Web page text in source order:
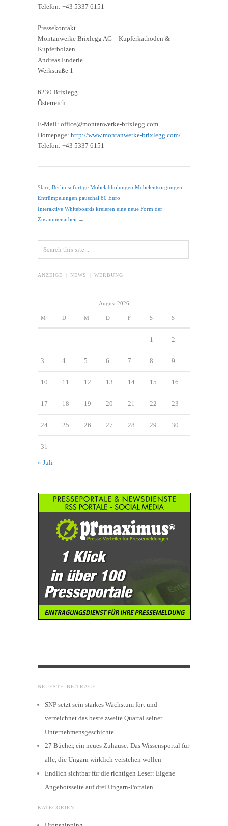
Telefon: +43 5337 6151
Pressekontakt
Montanwerke Brixlegg AG – Kupferkathoden &
Kupferbolzen
Andreas Enderle
Werkstraße 1
6230 Brixlegg
Österreich
E-Mail: office@montanwerke-brixlegg.com
Homepage: http://www.montanwerke-brixlegg.com/
Telefon: +43 5337 6151
$larr; Berlin sofortige Möbelabholungen Möbelentsorgungen
Entrümpelungen pauschal 80 Euro
Interaktive Whiteboards kreieren eine neue Form der
Zusammenarbeit →
ANZEIGE | NEWS | WERBUNG
August 2026
M D M D F S S
1 2
3 4 5 6 7 8 9
10 11 12 13 14 15 16
17 18 19 20 21 22 23
24 25 26 27 28 29 30
31
« Juli
NEUESTE BEITRÄGE
SNP setzt sein starkes Wachstum fort und
verzeichnet das beste zweite Quartal seiner
Unternehmensgeschichte
27 Bücher, ein neues Zuhause: Das Wissensportal für
alle, die Ungarn wirklich verstehen wollen
Endlich sichtbar für die richtigen Leser: Eigene
Angebotsseite auf drei Ungarn-Portalen
KATEGORIEN